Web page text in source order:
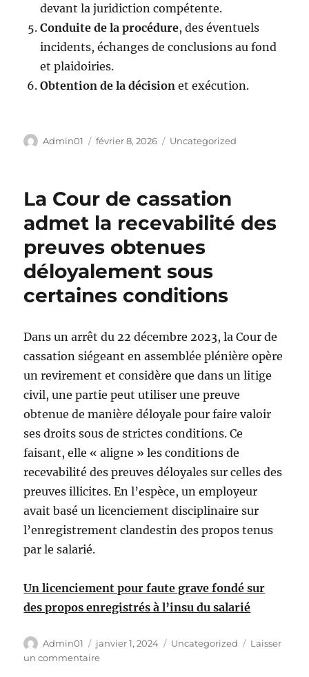
devant la juridiction compétente.
Conduite de la procédure, des éventuels
incidents, échanges de conclusions au fond
et plaidoiries.
Obtention de la décision et exécution.
Auteur
Admin01
Publié
février 8, 2026 Catégories
Uncategorized
La Cour de cassation
admet la recevabilité des
preuves obtenues
déloyalement sous
certaines conditions
Dans un arrêt du 22 décembre 2023, la Cour de
cassation siégeant en assemblée plénière opère
un revirement et considère que dans un litige
civil, une partie peut utiliser une preuve
obtenue de manière déloyale pour faire valoir
ses droits sous de strictes conditions. Ce
faisant, elle « aligne » les conditions de
recevabilité des preuves déloyales sur celles des
preuves illicites. En l’espèce, un employeur
avait basé un licenciement disciplinaire sur
l’enregistrement clandestin des propos tenus
par le salarié.
Un licenciement pour faute grave fondé sur
des propos enregistrés à l’insu du salarié
Auteur
Admin01
Publié
le
janvier 1, 2024 Catégories
Uncategorized
Laisser
un commentairesur